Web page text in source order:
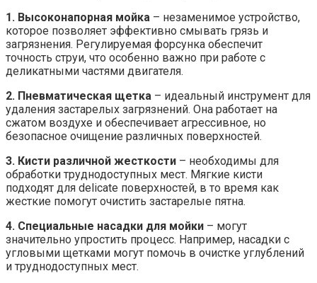
1. Высоконапорная мойка – незаменимое устройство,
которое позволяет эффективно смывать грязь и
загрязнения. Регулируемая форсунка обеспечит
точность струи, что особенно важно при работе с
деликатными частями двигателя.
2. Пневматическая щетка – идеальный инструмент для
удаления застарелых загрязнений. Она работает на
сжатом воздухе и обеспечивает агрессивное, но
безопасное очищение различных поверхностей.
3. Кисти различной жесткости – необходимы для
обработки труднодоступных мест. Мягкие кисти
подходят для delicate поверхностей, в то время как
жесткие помогут очистить застарелые пятна.
4. Специальные насадки для мойки – могут
значительно упростить процесс. Например, насадки с
угловыми щетками могут помочь в очистке углублений
и труднодоступных мест.